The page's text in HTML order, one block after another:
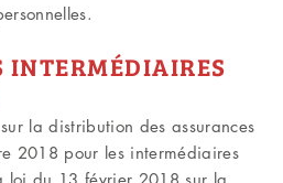
INTERMÉDIAIRES
la distribution des assurances
2018 pour les intermédiaires